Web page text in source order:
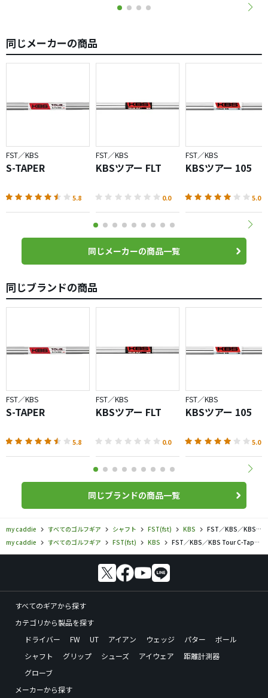
同じメーカーの商品
FST／KBS
S-TAPER
5.8
FST／KBS
KBSツアー FLT
0.0
FST／KBS
KBSツアー 105
5.0
同じメーカーの商品一覧
同じブランドの商品
FST／KBS
S-TAPER
5.8
FST／KBS
KBSツアー FLT
0.0
FST／KBS
KBSツアー 105
5.0
同じブランドの商品一覧
my caddie すべてのゴルフギア シャフト FST(fst) KBS
FST／KBS／KBS Tour C-Taper95の口コミ評価
my caddie
すべてのゴルフギア FST(fst) KBS FST／KBS／KBS Tour C-Taper95の口コミ評価
すべてのギアから探す
カテゴリから製品を探す
ドライバー
FW UT アイアン ウェッジ パター
ボール
シャフト
グリップ シューズ アイウェア
距離計測器
グローブ
メーカーから探す